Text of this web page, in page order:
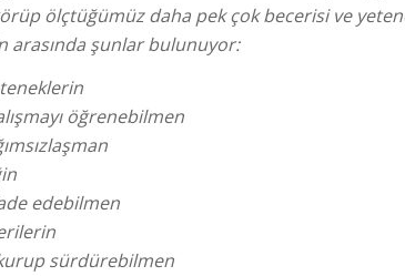
ölçtüğümüz daha pek çok becerisi ve
arasında şunlar bulunuyor:
öğrenebilmen
edebilmen
sürdürebilmen